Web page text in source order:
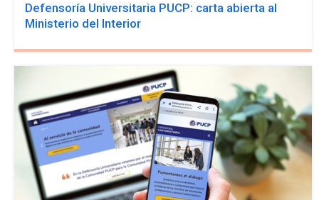
Defensoría Universitaria PUCP: carta abierta al
Ministerio del Interior